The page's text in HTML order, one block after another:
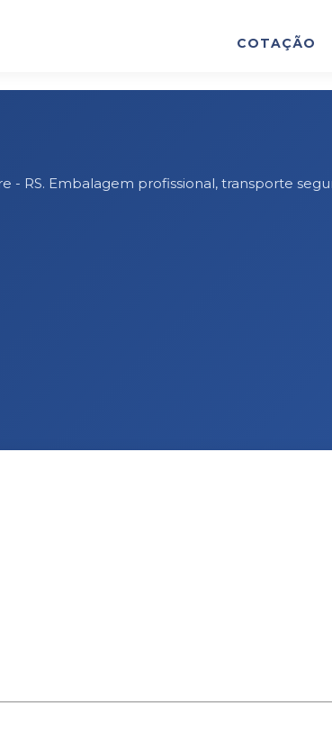
COTAÇÃO
RS. Embalagem profissional, transporte